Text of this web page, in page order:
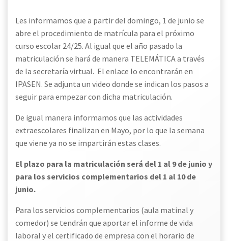
Les informamos que a partir del domingo, 1 de junio se
abre el procedimiento de matrícula para el próximo
curso escolar 24/25. Al igual que el año pasado la
matriculación se hará de manera TELEMÁTICA a través
de la secretaría virtual. El enlace lo encontrarán en
IPASEN. Se adjunta un video donde se indican los pasos a
seguir para empezar con dicha matriculación.
De igual manera informamos que las actividades
extraescolares finalizan en Mayo, por lo que la semana
que viene ya no se impartirán estas clases.
El plazo para la matriculación será del 1 al 9 de junio y
para los servicios complementarios del 1 al 10 de
junio.
Para los servicios complementarios (aula matinal y
comedor) se tendrán que aportar el informe de vida
laboral y el certificado de empresa con el horario de